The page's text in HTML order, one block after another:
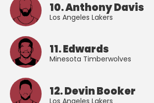
10. Anthony Davis
Los Angeles Lakers
11. Edwards
Minesota Timberwolves
12. Devin Booker
Los Angeles Lakers